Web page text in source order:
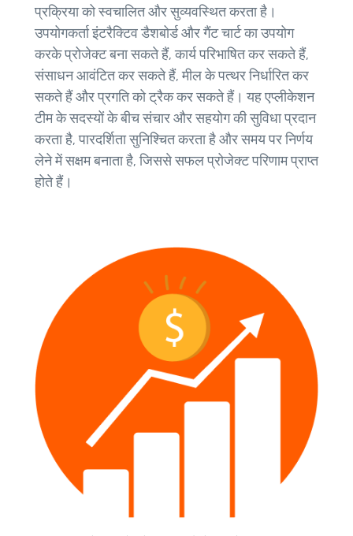
प्रक्रिया को स्वचालित और सुव्यवस्थित करता है।
उपयोगकर्ता इंटरैक्टिव डैशबोर्ड और गैंट चार्ट का उपयोग
करके प्रोजेक्ट बना सकते हैं, कार्य परिभाषित कर सकते हैं,
संसाधन आवंटित कर सकते हैं, मील के पत्थर निर्धारित कर
सकते हैं और प्रगति को ट्रैक कर सकते हैं। यह एप्लीकेशन
टीम के सदस्यों के बीच संचार और सहयोग की सुविधा प्रदान
करता है, पारदर्शिता सुनिश्चित करता है और समय पर निर्णय
लेने में सक्षम बनाता है, जिससे सफल प्रोजेक्ट परिणाम प्राप्त
होते हैं।